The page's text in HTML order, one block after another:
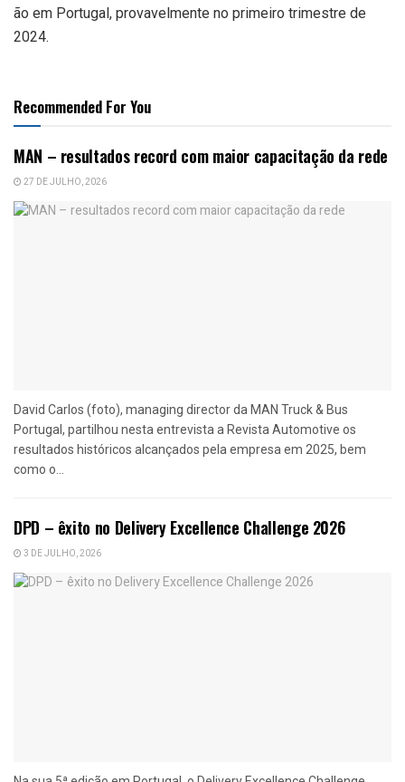
ão em Portugal, provavelmente no primeiro trimestre de
2024.
Recommended For You
MAN – resultados record com maior capacitação da rede
27 DE JULHO, 2026
David Carlos (foto), managing director da MAN Truck & Bus
Portugal, partilhou nesta entrevista a Revista Automotive os
resultados históricos alcançados pela empresa em 2025, bem
como o...
DPD – êxito no Delivery Excellence Challenge 2026
3 DE JULHO, 2026